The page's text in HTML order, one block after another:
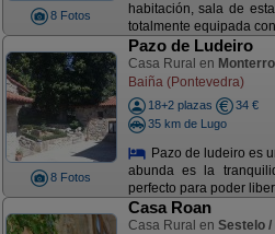
8 Fotos
habitación, sala de
totalmente equipada
8 Fotos
Pazo de Ludeiro
Casa Rural en
Baiña (Pontevedra)
18+2 plazas
34 €
35 km de Lugo
Pazo de ludeiro es
abunda es la
perfecto para poder
Casa Roan
Casa Rural en Sestelo